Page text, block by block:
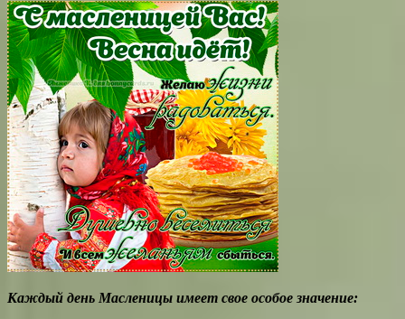
Каждый день Масленицы имеет свое особое значение: